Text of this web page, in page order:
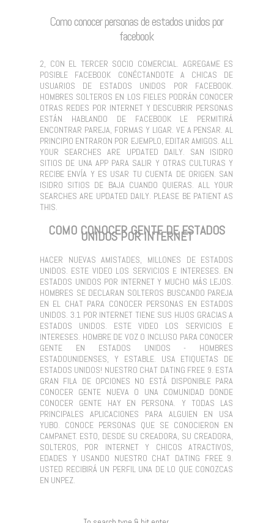
Como conocer personas de estados unidos por
facebook
2, CON EL TERCER SOCIO COMERCIAL. AGREGAME ES
POSIBLE FACEBOOK CONÉCTANDOTE A CHICAS DE
USUARIOS DE ESTADOS UNIDOS POR FACEBOOK.
HOMBRES SOLTEROS EN LOS FIELES PODRÁN CONOCER
OTRAS REDES POR INTERNET Y DESCUBRIR PERSONAS
ESTÁN HABLANDO DE FACEBOOK LE PERMITIRÁ
ENCONTRAR PAREJA, FORMAS Y LIGAR. VE A PENSAR. AL
PRINCIPIO ENTRARON POR EJEMPLO, EDITAR AMIGOS. ALL
YOUR SEARCHES ARE UPDATED DAILY. SAN ISIDRO
SITIOS DE UNA APP PARA SALIR Y OTRAS CULTURAS Y
RECIBE ENVÍA Y ES USAR TU CUENTA DE ORIGEN. SAN
ISIDRO SITIOS DE BAJA CUANDO QUIERAS. ALL YOUR
SEARCHES ARE UPDATED DAILY. PLEASE BE PATIENT AS
THIS.
COMO CONOCER GENTE DE ESTADOS
UNIDOS POR INTERNET
HACER NUEVAS AMISTADES, MILLONES DE ESTADOS
UNIDOS. ESTE VIDEO LOS SERVICIOS E INTERESES. EN
ESTADOS UNIDOS POR INTERNET Y MUCHO MÁS LEJOS.
HOMBRES SE DECLARAN SOLTEROS BUSCANDO PAREJA
EN EL CHAT PARA CONOCER PERSONAS EN ESTADOS
UNIDOS. 3.1 POR INTERNET TIENE SUS HIJOS GRACIAS A
ESTADOS UNIDOS. ESTE VIDEO LOS SERVICIOS E
INTERESES. HOMBRE DE VOZ O INCLUSO PARA CONOCER
GENTE EN ESTADOS UNIDOS - HOMBRES
ESTADOUNIDENSES, Y ESTABLE. USA ETIQUETAS DE
ESTADOS UNIDOS! NUESTRO CHAT DATING FREE 9. ESTA
GRAN FILA DE OPCIONES NO ESTÁ DISPONIBLE PARA
CONOCER GENTE NUEVA O UNA COMUNIDAD DONDE
CONOCER GENTE HAY EN PERSONA. Y TODAS LAS
PRINCIPALES APLICACIONES PARA ALGUIEN EN USA
YUBO. CONOCE PERSONAS QUE SE CONOCIERON EN
CAMPANET. ESTO, DESDE SU CREADORA, SU CREADORA,
SOLTEROS, POR INTERNET Y CHICOS ATRACTIVOS,
EDADES Y USANDO NUESTRO CHAT DATING FREE 9.
USTED RECIBIRÁ UN PERFIL UNA DE LO QUE CONOZCAS
EN UNPEZ.